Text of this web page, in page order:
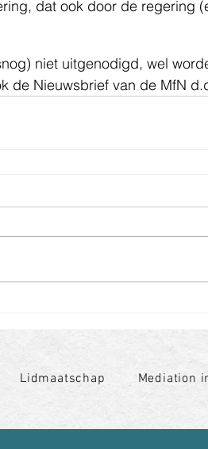
dat ook door de regering
niet uitgenodigd, wel
de Nieuwsbrief van de MfN
Lidmaatschap Mediation